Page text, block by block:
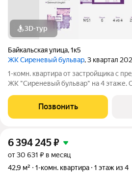
3D-тур
Байкальская улица,1к5
ЖК Сиреневый бульвар, 3 квартал
1-комн. квартира от застройщика с
ЖК "Сиреневый бульвар" на 4 этаже.
14.5 кв.м. Все окна выходят на одну
балкон, один
Позвонить
6 394 245₽
от 30 631 ₽ в месяц
42,9 м²
1-комн. квартира 1 этаж из 4